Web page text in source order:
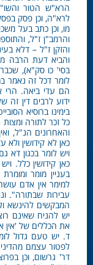
הרא"ש הטור
לרא"ה, וכן פסק
מו, וכן כתב בעל
והרמב"ן ז"ל,
והזקן ז"ל – דלא
והביא דעת הרבה
בסי' כו סק"א),
לומר דכל זה נאמר
הם עדי ביאה. הרי
ידוע לרבים דין זה
בימינו ברוסיא
כל זכר לתורה ומצות
והאחרונים הנ"ל,
כאן לא קידושין ולא
ויש לומר בכגון דא
כאן קידושין כלל.
בעניין מומר
למימר אין אדם
עבירות שבתורה".
המבקשים להינשא
יש להניח שאינם
את הכללים של 'אין
ד. יש טעם גדול
לפטור עצמם
דר' גרשום, וכן